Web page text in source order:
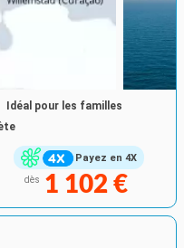
Payez en 4X
Idéal pour les familles
dès 1 102 €